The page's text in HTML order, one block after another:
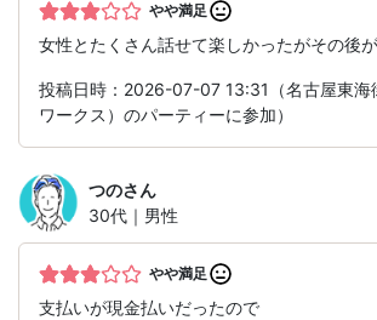
やや満足
女性とたくさん話せて楽しかったがその後
投稿日時：2026-07-07 13:31（名古屋東海
ワークス）のパーティーに参加）
つのさん
30代｜男性
やや満足
支払いが現金払いだったので